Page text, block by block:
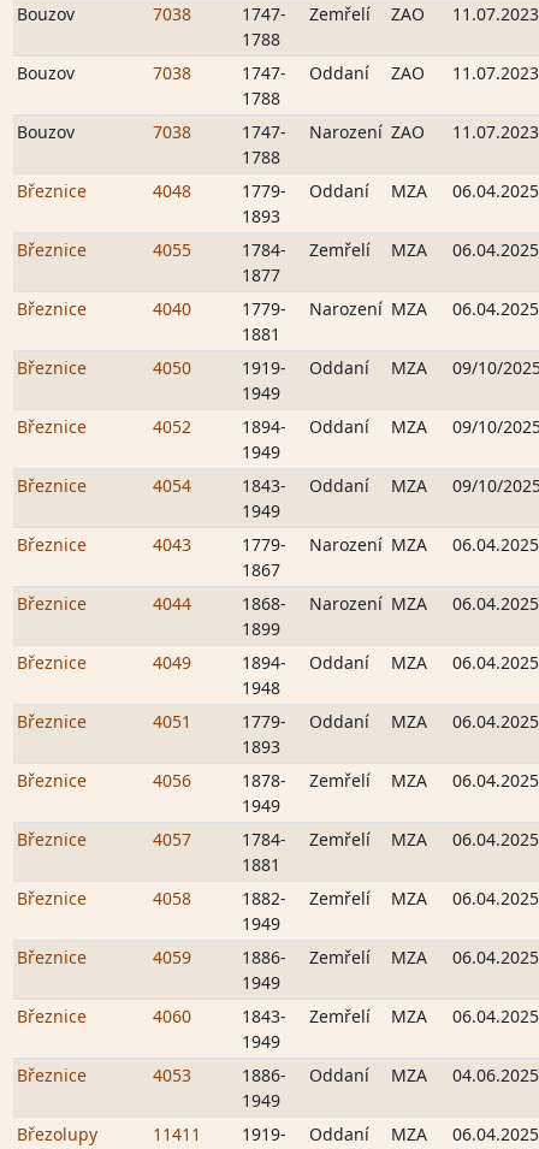
Bouzov 7038
1747-
1788
Zemřelí ZAO 11.07.2023
Bouzov 7038
1747-
1788
Oddaní ZAO 11.07.2023
Bouzov 7038
1747-
1788
Narození ZAO 11.07.2023
Březnice 4048
1779-
1893
Oddaní MZA 06.04.2025
Březnice 4055
1784-
1877
Zemřelí MZA 06.04.2025
Březnice 4040
1779-
1881
Narození MZA 06.04.2025
Březnice 4050
1919-
1949
Oddaní MZA 09/10/
Březnice 4052
1894-
1949
Oddaní MZA 09/10/
Březnice 4054
1843-
1949
Oddaní MZA 09/10/
Březnice 4043
1779-
1867
Narození MZA 06.04.2025
Březnice 4044
1868-
1899
Narození MZA 06.04.2025
Březnice 4049
1894-
1948
Oddaní MZA 06.04.2025
Březnice 4051
1779-
1893
Oddaní MZA 06.04.2025
Březnice 4056
1878-
1949
Zemřelí MZA 06.04.2025
Březnice 4057
1784-
1881
Zemřelí MZA 06.04.2025
Březnice 4058
1882-
1949
Zemřelí MZA 06.04.2025
Březnice 4059
1886-
1949
Zemřelí MZA 06.04.2025
Březnice 4060
1843-
1949
Zemřelí MZA 06.04.2025
Březnice 4053
1886-
1949
Oddaní MZA 04.06.2025
Březolupy 11411
1919-
Oddaní MZA 06.04.2025